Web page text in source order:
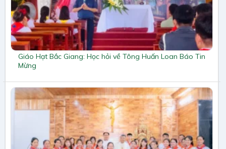
Giáo Hạt Bắc Giang: Học hỏi về Tông Huấn Loan Báo Tin
Mừng